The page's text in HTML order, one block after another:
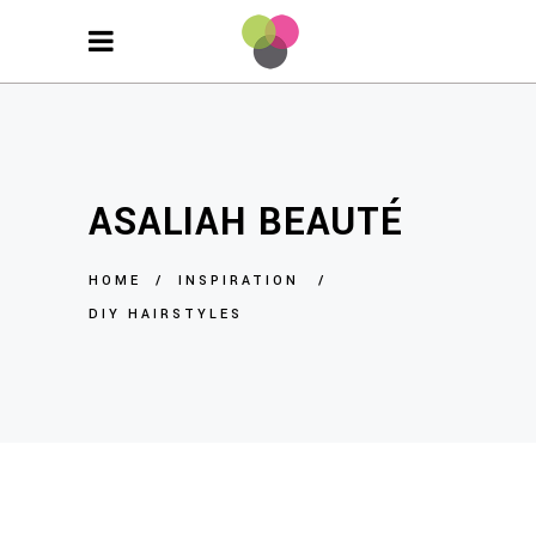
ASALIAH BEAUTÉ
HOME / INSPIRATION
/
DIY HAIRSTYLES